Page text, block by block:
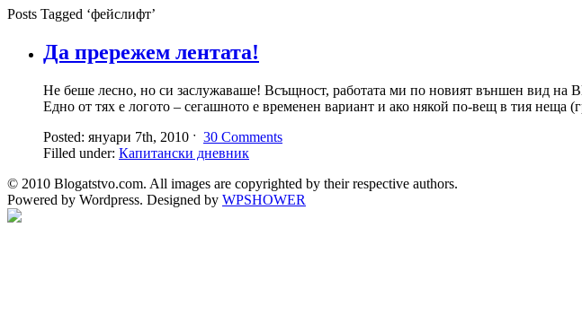
Posts Tagged ‘фейслифт’
Да прережем лентата!
Не беше лесно, но си заслужаваше! Всъщност, работата ми по новият външен вид на
Едно от тях е логото – сегашното е временен вариант и ако някой по-вещ в тия
Posted: януари 7th, 2010 ˑ 30 Comments
Filled under: Капитански дневник
© 2010 Blogatstvo.com. All images are copyrighted by their respective authors.
Powered by Wordpress. Designed by WPSHOWER